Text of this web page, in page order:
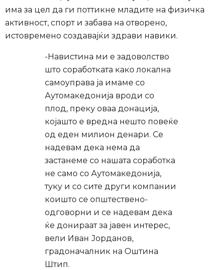
има за цел да ги поттикне младите на физичка
активност, спорт и забава на отворено,
истовремено создавајќи здрави навики.
-Навистина ми е задоволство
што соработката како локална
самоуправа ја имаме со
Аутомакедонија вроди со
плод, преку оваа донација,
којашто е вредна нешто повеќе
од еден милион денари. Се
надевам дека нема да
застанеме со нашата соработка
не само со Аутомакедонија,
туку и со сите други компании
коишто се општествено-
одговорни и се надевам дека
ќе донираат за јавен интерес,
вели Иван Јорданов,
градоначалник на Оштина
Штип.